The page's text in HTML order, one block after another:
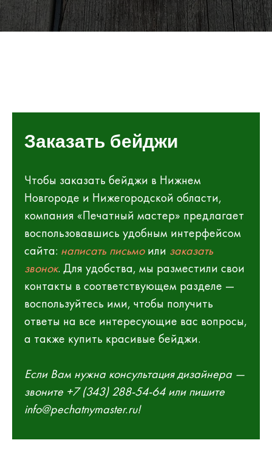
Заказать бейджи
Чтобы заказать бейджи в Нижнем
Новгороде и Нижегородской области,
компания «Печатный мастер» предлагает
воспользовавшись удобным интерфейсом
сайта: написать письмоили заказать
звонок. Для удобства, мы разместили свои
контакты в соответствующем разделе —
воспользуйтесь ими, чтобы получить
ответы на все интересующие вас вопросы,
а также купить красивые бейджи.
Если Вам нужна консультация дизайнера —
звоните +7 (343) 288-54-64 или пишите
info@pechatnymaster.ru!